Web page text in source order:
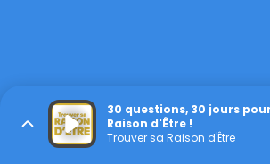
30 questions, 30 jours
Raison d'Être !
Trouver sa Raison d'Être